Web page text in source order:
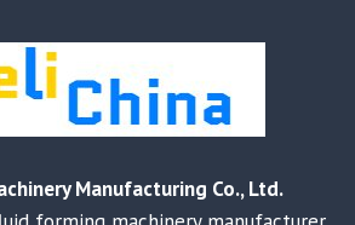
Manufacturing Co., Ltd.